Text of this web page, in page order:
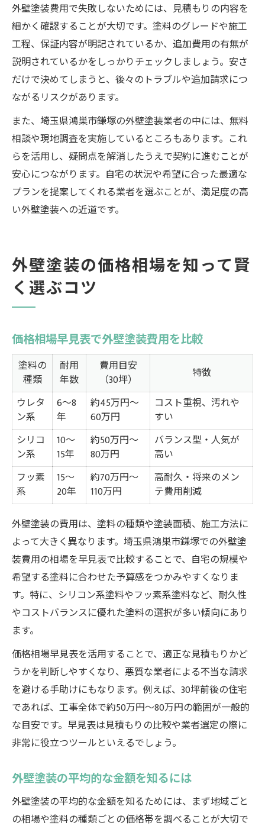
外壁塗装費用で失敗しないためには、見積もりの内容を
細かく確認することが大切です。塗料のグレードや施工
工程、保証内容が明記されているか、追加費用の有無が
説明されているかをしっかりチェックしましょう。安さ
だけで決めてしまうと、後々のトラブルや追加請求につ
ながるリスクがあります。
また、埼玉県鴻巣市鎌塚の外壁塗装業者の中には、無料
相談や現地調査を実施しているところもあります。これ
らを活用し、疑問点を解消したうえで契約に進むことが
安心につながります。自宅の状況や希望に合った最適な
プランを提案してくれる業者を選ぶことが、満足度の高
い外壁塗装への近道です。
外壁塗装の価格相場を知って賢
く選ぶコツ
価格相場早見表で外壁塗装費用を比較
塗料の
種類
耐用
年数
費用目安
（30坪）
特徴
ウレタ
ン系
6〜8
年
約45万円〜
60万円
コスト重視、汚れや
すい
シリコ
ン系
10〜
15年
約50万円〜
80万円
バランス型・人気が
高い
フッ素
系
15〜
20年
約70万円〜
110万円
高耐久・将来のメン
テ費用削減
外壁塗装の費用は、塗料の種類や塗装面積、施工方法に
よって大きく異なります。埼玉県鴻巣市鎌塚での外壁塗
装費用の相場を早見表で比較することで、自宅の規模や
希望する塗料に合わせた予算感をつかみやすくなりま
す。特に、シリコン系塗料やフッ素系塗料など、耐久性
やコストバランスに優れた塗料の選択が多い傾向にあり
ます。
価格相場早見表を活用することで、適正な見積もりかど
うかを判断しやすくなり、悪質な業者による不当な請求
を避ける手助けにもなります。例えば、30坪前後の住宅
であれば、工事全体で約50万円〜80万円の範囲が一般的
な目安です。早見表は見積もりの比較や業者選定の際に
非常に役立つツールといえるでしょう。
外壁塗装の平均的な金額を知るには
外壁塗装の平均的な金額を知るためには、まず地域ごと
の相場や塗料の種類ごとの価格帯を調べることが大切で